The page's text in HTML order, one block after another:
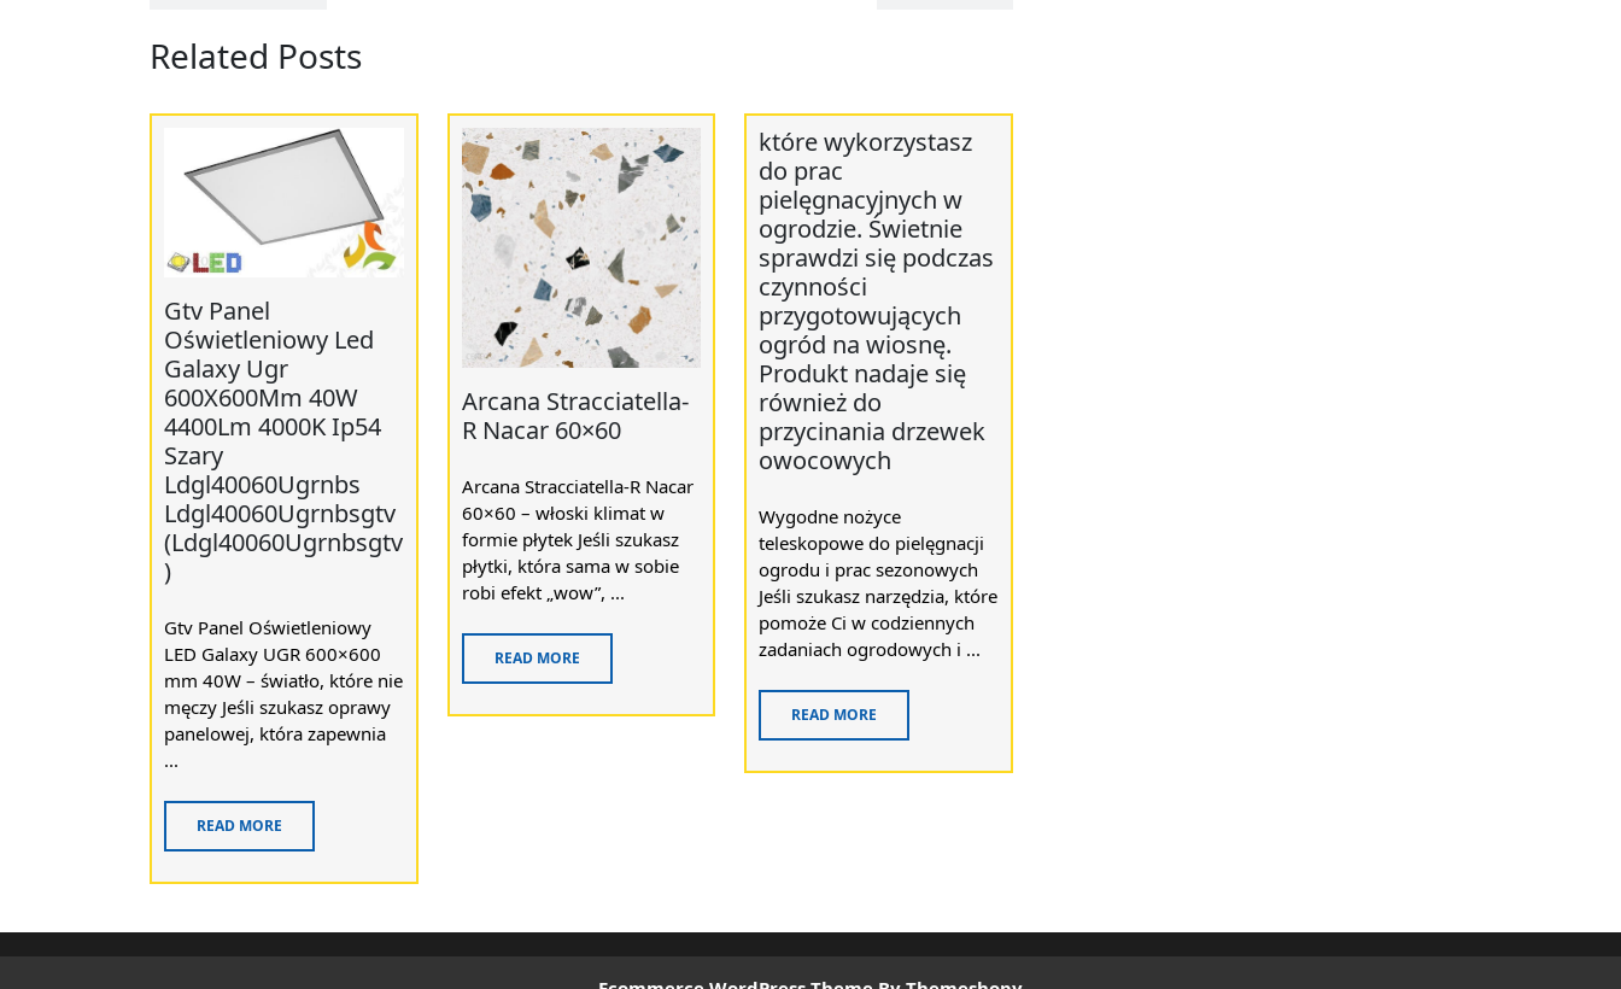
Related Posts
Gtv Panel
Oświetleniowy Led
Galaxy Ugr
600X600Mm 40W
4400Lm 4000K Ip54
Szary
Ldgl40060Ugrnbs
Ldgl40060Ugrnbsgtv
(Ldgl40060Ugrnbsgtv
)
Gtv Panel Oświetleniowy
LED Galaxy UGR 600×600
mm 40W – światło, które nie
męczy Jeśli szukasz oprawy
panelowej, która zapewnia
...
READ MORE
Arcana Stracciatella-
R Nacar 60×60
Arcana Stracciatella-R Nacar
60×60 – włoski klimat w
formie płytek Jeśli szukasz
płytki, która sama w sobie
robi efekt „wow”, ...
READ MORE
które wykorzystasz
do prac
pielęgnacyjnych w
ogrodzie. Świetnie
sprawdzi się podczas
czynności
przygotowujących
ogród na wiosnę.
Produkt nadaje się
również do
przycinania drzewek
owocowych
Wygodne nożyce
teleskopowe do pielęgnacji
ogrodu i prac sezonowych
Jeśli szukasz narzędzia, które
pomoże Ci w codziennych
zadaniach ogrodowych i ...
READ MORE